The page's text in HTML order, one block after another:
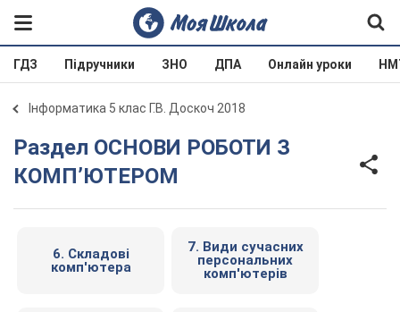
ГДЗ Підручники ЗНО ДПА Онлайн уроки
Інформатика 5 клас Г.В. Доскоч 2018
Раздел ОСНОВИ РОБОТИ З
КОМП’ЮТЕРОМ
6. Складові
комп'ютера
7. Види сучасних
персональних
комп'ютерів